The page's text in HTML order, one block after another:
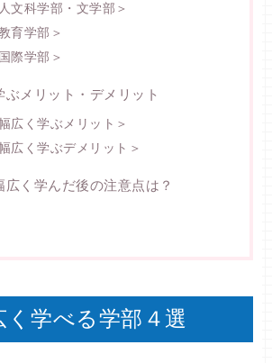
文科学部・文学部＞
育学部＞
際学部＞
ぶメリット・デメリット
広く学ぶメリット＞
広く学ぶデメリット＞
広く学んだ後の注意点は？
く学べる学部４選